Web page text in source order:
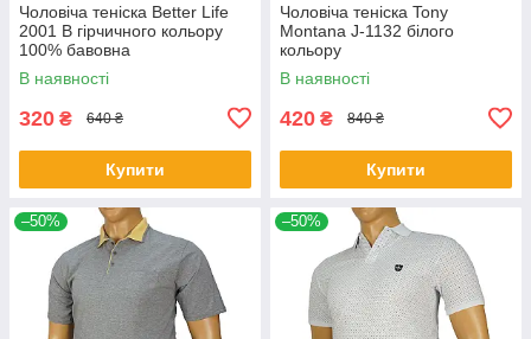
Чоловіча теніска Better Life
2001 B гірчичного кольору
100% бавовна
В наявності
320 ₴ 640 ₴
Купити
Чоловіча теніска Tony
Montana J-1132 білого
кольору
В наявності
420 ₴ 840 ₴
Купити
–50% –50%